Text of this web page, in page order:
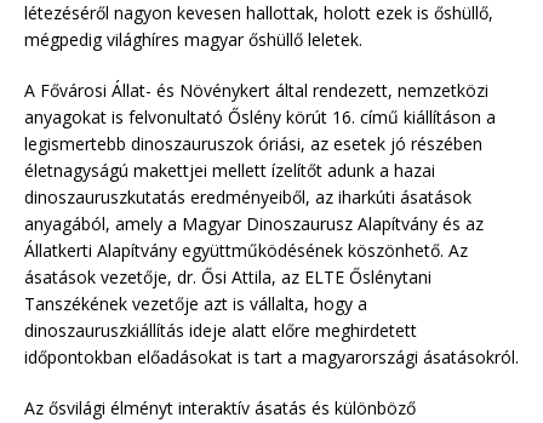
létezéséről nagyon kevesen hallottak, holott ezek is őshüllő,
mégpedig világhíres magyar őshüllő leletek.
A Fővárosi Állat- és Növénykert által rendezett, nemzetközi
anyagokat is felvonultató Őslény körút 16. című kiállításon a
legismertebb dinoszauruszok óriási, az esetek jó részében
életnagyságú makettjei mellett ízelítőt adunk a hazai
dinoszauruszkutatás eredményeiből, az iharkúti ásatások
anyagából, amely a Magyar Dinoszaurusz Alapítvány és az
Állatkerti Alapítvány együttműködésének köszönhető. Az
ásatások vezetője, dr. Ősi Attila, az ELTE Őslénytani
Tanszékének vezetője azt is vállalta, hogy a
dinoszauruszkiállítás ideje alatt előre meghirdetett
időpontokban előadásokat is tart a magyarországi ásatásokról.
Az ősvilági élményt interaktív ásatás és különböző